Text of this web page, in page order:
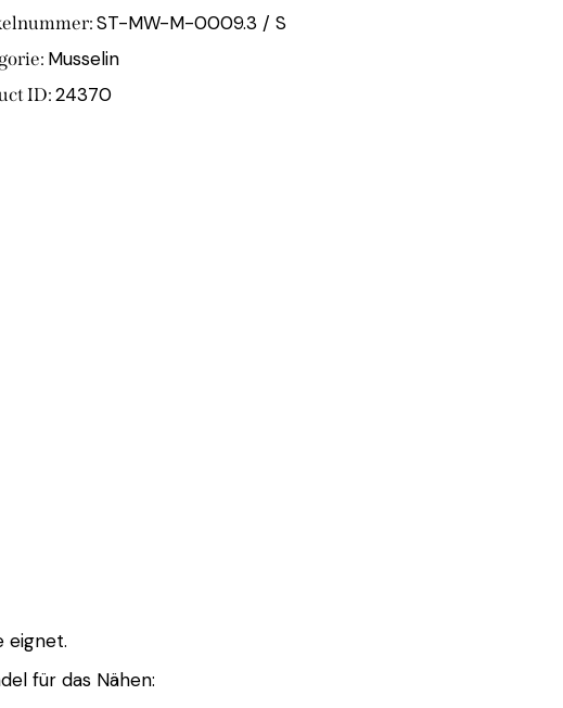
ST-MW-M-0009.3 / S
Musselin
ID:24370
eignet.
für das Nähen: